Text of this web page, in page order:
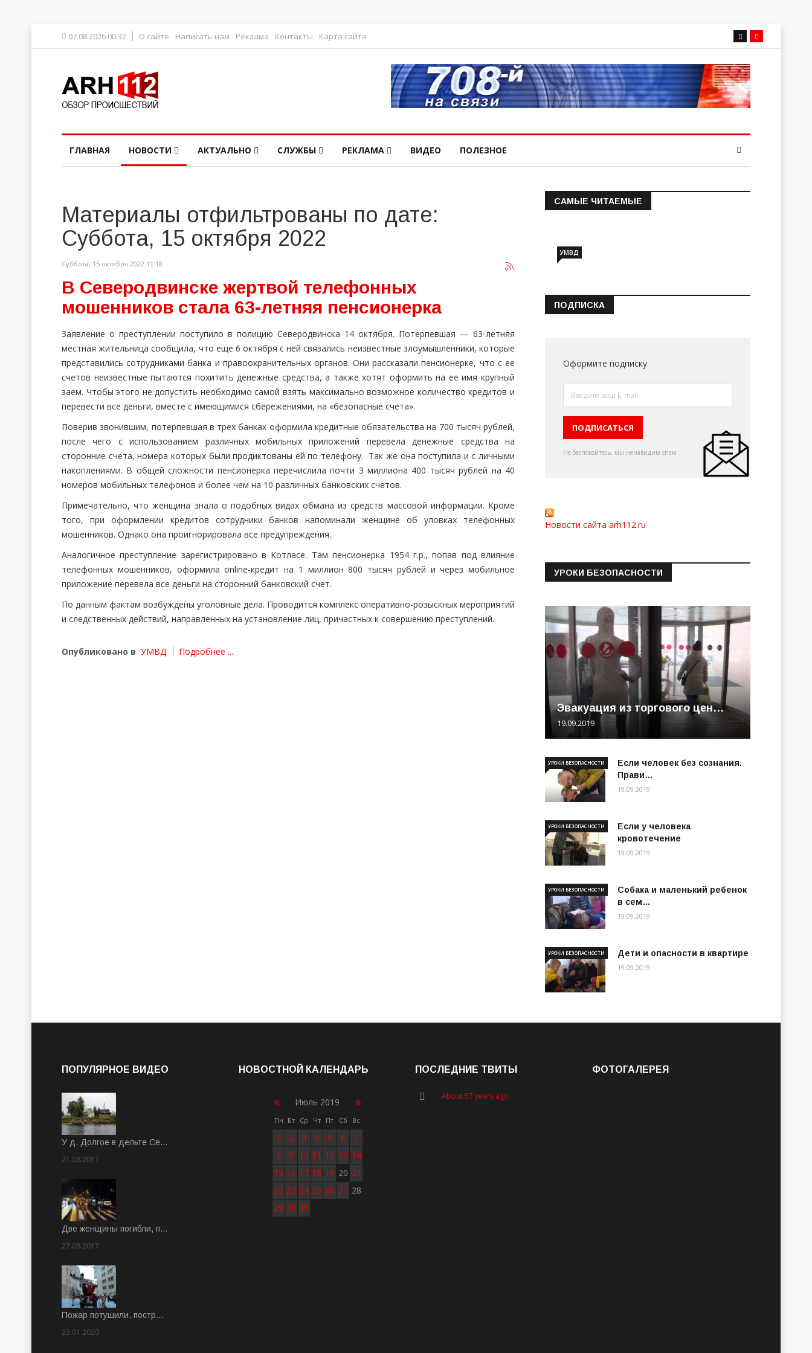
07.08.2026 00:32 О сайте Написать нам Реклама Контакты Карта сайта
ГЛАВНАЯ НОВОСТИ АКТУАЛЬНО СЛУЖБЫ РЕКЛАМА ВИДЕО ПОЛЕЗНОЕ
Материалы отфильтрованы по дате:
Суббота, 15 октября 2022
Суббота, 15 октября 2022 11:18
В Северодвинске жертвой телефонных
мошенников стала 63-летняя пенсионерка
Заявление о преступлении поступило в полицию Северодвинска 14 октября. Потерпевшая — 63-летняя
местная жительница сообщила, что еще 6 октября с ней связались неизвестные злоумышленники, которые
представились сотрудниками банка и правоохранительных органов. Они рассказали пенсионерке, что с ее
счетов неизвестные пытаются похитить денежные средства, а также хотят оформить на ее имя крупный
заем. Чтобы этого не допустить необходимо самой взять максимально возможное количество кредитов и
перевести все деньги, вместе с имеющимися сбережениями, на «безопасные счета».
Поверив звонившим, потерпевшая в трех банках оформила кредитные обязательства на 700 тысяч рублей,
после чего с использованием различных мобильных приложений перевела денежные средства на
сторонние счета, номера которых были продиктованы ей по телефону. Так же она поступила и с личными
накоплениями. В общей сложности пенсионерка перечислила почти 3 миллиона 400 тысяч рублей на 40
номеров мобильных телефонов и более чем на 10 различных банковских счетов.
Примечательно, что женщина знала о подобных видах обмана из средств массовой информации. Кроме
того, при оформлении кредитов сотрудники банков напоминали женщине об уловках телефонных
мошенников. Однако она проигнорировала все предупреждения.
Аналогичное преступление зарегистрировано в Котласе. Там пенсионерка 1954 г.р., попав под влияние
телефонных мошенников, оформила online-кредит на 1 миллион 800 тысяч рублей и через мобильное
приложение перевела все деньги на сторонний банковский счет.
По данным фактам возбуждены уголовные дела. Проводится комплекс оперативно-розыскных мероприятий
и следственных действий, направленных на установление лиц, причастных к совершению преступлений.
Опубликовано в УМВД Подробнее ...
САМЫЕ ЧИТАЕМЫЕ
Информация о состоянии
УМВД
ПОДПИСКА
Оформите подписку
Не беспокойтесь, мы ненавидим спам
Новости сайта arh112.ru
УРОКИ БЕЗОПАСНОСТИ
Эвакуация из торгового цен…
19.09.2019
Если человек без сознания.
Прави…
УРОКИ БЕЗОПАСНОСТИ
19.09.2019
Если у человека
кровотечение
УРОКИ БЕЗОПАСНОСТИ
19.09.2019
Собака и маленький ребенок
в сем…
УРОКИ БЕЗОПАСНОСТИ
19.09.2019
Дети и опасности в квартире
УРОКИ БЕЗОПАСНОСТИ
19.09.2019
ПОПУЛЯРНОЕ ВИДЕО
У д. Долгое в дельте Се…
21.08.2017
Две женщины погибли, п…
27.08.2017
Пожар потушили, постр…
23.01.2020
НОВОСТНОЙ КАЛЕНДАРЬ
« Июль 2019 »
Пн Вт Ср Чт Пт Сб Вс
1 2 3 4 5 6
7
8
9 10 11 12 13 14
15 16 17 18 19 20 21
22 23 24 25 26 27 28
29 30 31
ПОСЛЕДНИЕ ТВИТЫ
About 57 years ago
ФОТОГАЛЕРЕЯ